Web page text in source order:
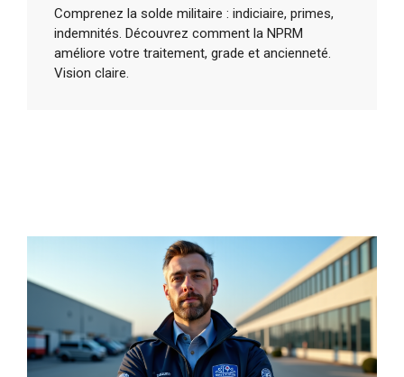
Comprenez la solde militaire : indiciaire, primes,
indemnités. Découvrez comment la NPRM
améliore votre traitement, grade et ancienneté.
Vision claire.